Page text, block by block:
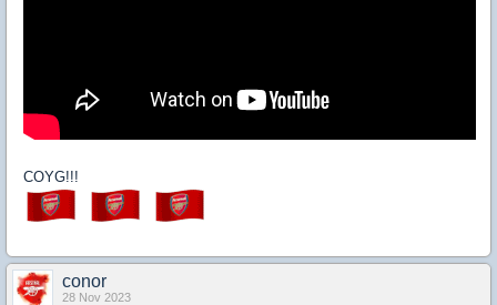
COYG!!!
conor
28 Nov 2023